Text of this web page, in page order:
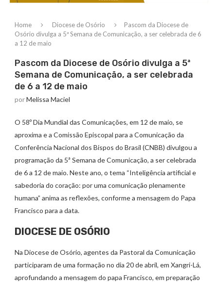
Home Diocese de Osório
Pascom da Diocese de
Osório divulga a 5ª Semana de Comunicação, a ser celebrada de 6
a 12 de maio
Pascom da Diocese de Osório divulga a 5ª
Semana de Comunicação, a ser celebrada
de 6 a 12 de maio
porMelissa Maciel
O 58º Dia Mundial das Comunicações, em 12 de maio, se
aproxima e a Comissão Episcopal para a Comunicação da
Conferência Nacional dos Bispos do Brasil (CNBB) divulgou a
programação da 5ª Semana de Comunicação, a ser celebrada
de 6 a 12 de maio. Neste ano, o tema “Inteligência artificial e
sabedoria do coração: por uma comunicação plenamente
humana” anima as reflexões, conforme a mensagem do Papa
Francisco para a data.
DIOCESE DE OSÓRIO
Na Diocese de Osório, agentes da Pastoral da Comunicação
participaram de uma formação no dia 20 de abril, em Xangri-Lá,
aprofundando a mensagem do papa Francisco, em preparação